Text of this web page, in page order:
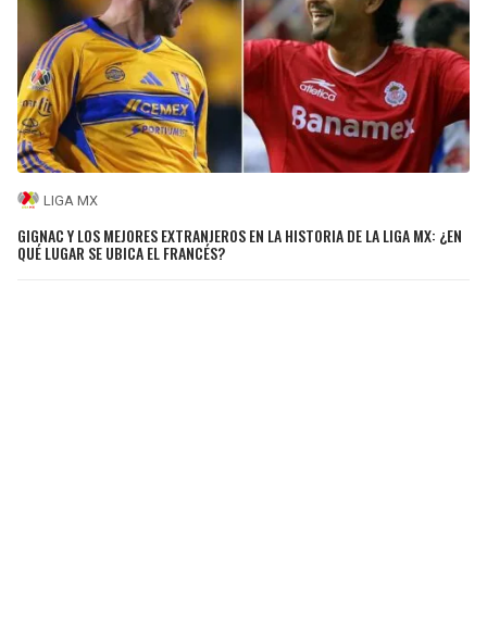
LIGA MX
GIGNAC Y LOS MEJORES EXTRANJEROS EN LA HISTORIA DE LA LIGA MX: ¿EN
QUÉ LUGAR SE UBICA EL FRANCÉS?